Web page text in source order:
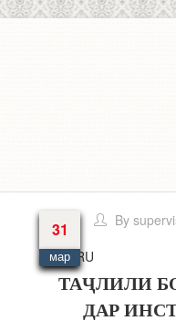
31
мар
By
Язык RU
ТАҶЛИЛИ
ДАР